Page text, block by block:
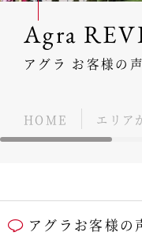
Agra
アグラ お客様の声
HOME エリア
アグラお客様の